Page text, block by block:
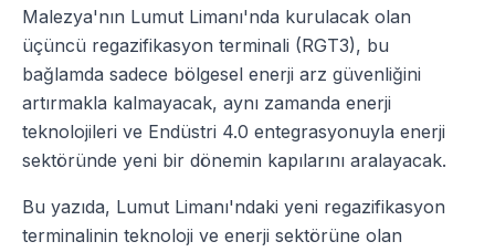
Malezya'nın Lumut Limanı'nda kurulacak olan
üçüncü regazifikasyon terminali (RGT3), bu
bağlamda sadece bölgesel enerji arz güvenliğini
artırmakla kalmayacak, aynı zamanda enerji
teknolojileri ve Endüstri 4.0 entegrasyonuyla enerji
sektöründe yeni bir dönemin kapılarını aralayacak.
Bu yazıda, Lumut Limanı'ndaki yeni regazifikasyon
terminalinin teknoloji ve enerji sektörüne olan